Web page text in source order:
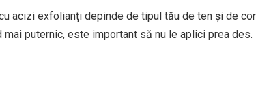
acizi exfolianți depinde de tipul tău de ten și de
puternic, este important să nu le aplici prea des.